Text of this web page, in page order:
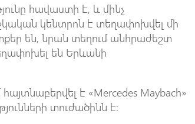
հավաստի է, և մինչ
կենտրոն է տեղափոխվել մի
են, նրան տեղում անհրաժեշտ
են Երևանի
է «Mercedes Maybach»
տուժածինն է։